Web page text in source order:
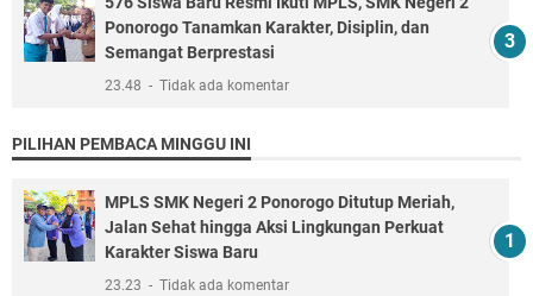
Ponorogo Tanamkan Karakter, Disiplin, dan
Semangat Berprestasi
23.48 Tidak ada komentar
PILIHAN PEMBACA MINGGU INI
MPLS SMK Negeri 2 Ponorogo Ditutup Meriah,
Jalan Sehat hingga Aksi Lingkungan Perkuat
Karakter Siswa Baru
23.23 Tidak ada komentar